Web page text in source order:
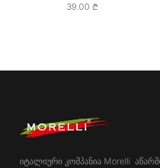
39.00 ₾
იტალიური კომპანია Morelli